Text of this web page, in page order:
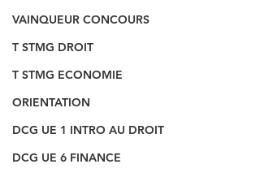
VAINQUEUR CONCOURS
T STMG DROIT
T STMG ECONOMIE
ORIENTATION
DCG UE 1 INTRO AU DROIT
DCG UE 6 FINANCE